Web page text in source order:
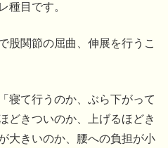
種目です。
股関節の屈曲、伸展を行うこ
寝て行うのか、ぶら下がって
どきついのか、上げるほどき
大きいのか、腰への負担が小